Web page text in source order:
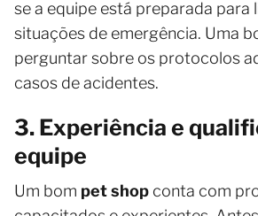
se a equipe está preparada para
situações de emergência. Uma
perguntar sobre os protocolos
casos de acidentes.
3. Experiência e
equipe
Um bom pet shop conta com